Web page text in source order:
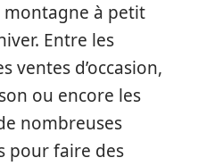
à petit
Entre les
ventes d’occasion,
ou encore les
nombreuses
pour faire des